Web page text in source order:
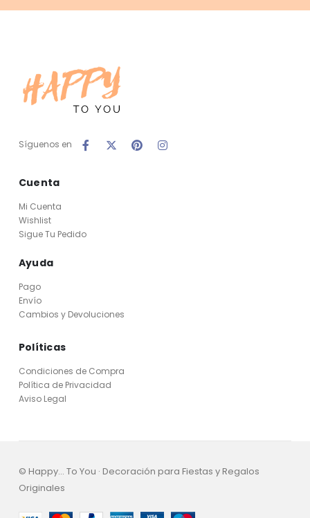
Síguenos en
Cuenta
Mi Cuenta
Wishlist
Sigue Tu Pedido
Ayuda
Pago
Envío
Cambios y Devoluciones
Políticas
Condiciones de Compra
Política de Privacidad
Aviso Legal
© Happy... To You · Decoración para Fiestas y Regalos
Originales